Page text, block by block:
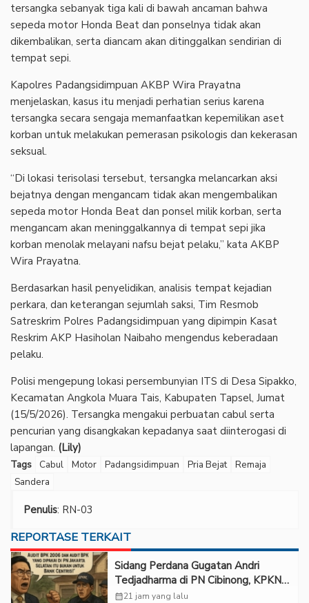
tersangka sebanyak tiga kali di bawah ancaman bahwa
sepeda motor Honda Beat dan ponselnya tidak akan
dikembalikan, serta diancam akan ditinggalkan sendirian di
tempat sepi.
Kapolres Padangsidimpuan AKBP Wira Prayatna
menjelaskan, kasus itu menjadi perhatian serius karena
tersangka secara sengaja memanfaatkan kepemilikan aset
korban untuk melakukan pemerasan psikologis dan kekerasan
seksual.
“Di lokasi terisolasi tersebut, tersangka melancarkan aksi
bejatnya dengan mengancam tidak akan mengembalikan
sepeda motor Honda Beat dan ponsel milik korban, serta
mengancam akan meninggalkannya di tempat sepi jika
korban menolak melayani nafsu bejat pelaku,” kata AKBP
Wira Prayatna.
Berdasarkan hasil penyelidikan, analisis tempat kejadian
perkara, dan keterangan sejumlah saksi, Tim Resmob
Satreskrim Polres Padangsidimpuan yang dipimpin Kasat
Reskrim AKP Hasiholan Naibaho mengendus keberadaan
pelaku.
Polisi mengepung lokasi persembunyian ITS di Desa Sipakko,
Kecamatan Angkola Muara Tais, Kabupaten Tapsel, Jumat
(15/5/2026). Tersangka mengakui perbuatan cabul serta
pencurian yang disangkakan kepadanya saat diinterogasi di
lapangan. (Lily)
Tags Cabul Motor Padangsidimpuan Pria Bejat
Remaja
Sandera
Penulis: RN-03
REPORTASE TERKAIT
Sidang Perdana Gugatan Andri
Tedjadharma di PN Cibinong, KPKNL
dan PUPN Mangkir
calendar_month21 jam yang lalu